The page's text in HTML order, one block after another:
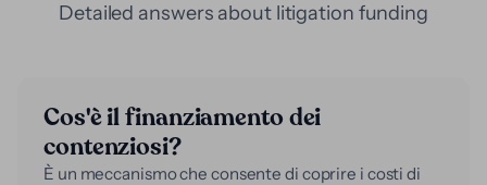
Detailed answers about litigation funding
Cos'è il finanziamento dei
contenziosi?
È un meccanismo che consente di coprire i costi di